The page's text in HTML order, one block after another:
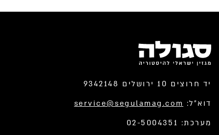
יד חרוצים 10 ירושלים 9342148
דוא”ל: service@segulamag.com
מערכת: 02-5004351